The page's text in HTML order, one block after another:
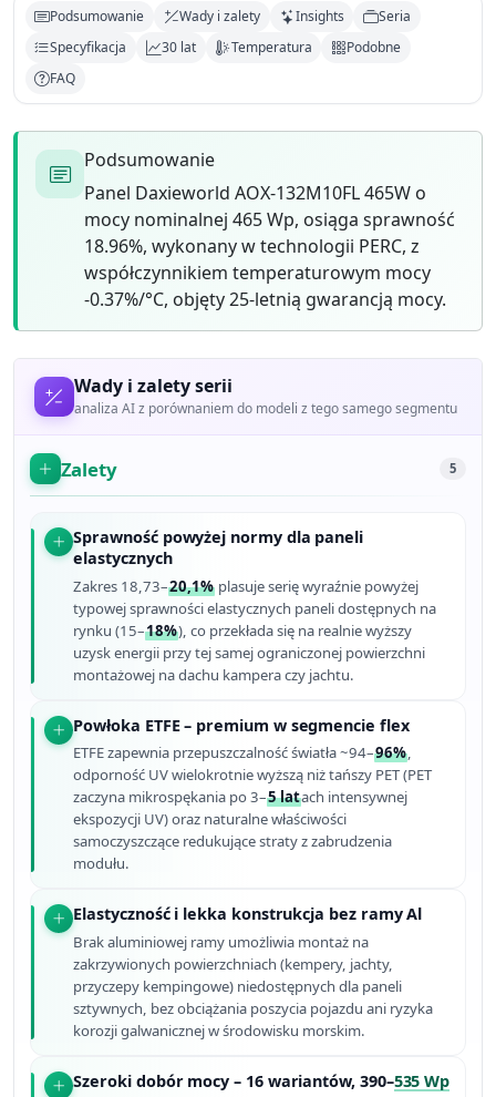
Podsumowanie Wady i zalety Insights
Seria
Specyfikacja
30 lat Temperatura
Podobne
FAQ
Podsumowanie
Panel Daxieworld AOX-132M10FL 465W o
mocy nominalnej 465 Wp, osiąga sprawność
18.96%, wykonany w technologii PERC, z
współczynnikiem temperaturowym mocy
-0.37%/°C, objęty 25-letnią gwarancją mocy.
Wady i zalety serii
analiza AI z porównaniem do modeli z tego samego segmentu
Zalety 5
Sprawność powyżej normy dla paneli
elastycznych
Zakres 18,73–20,1% plasuje serię wyraźnie powyżej
typowej sprawności elastycznych paneli dostępnych na
rynku (15–18%), co przekłada się na realnie wyższy
uzysk energii przy tej samej ograniczonej powierzchni
montażowej na dachu kampera czy jachtu.
Powłoka ETFE – premium w segmencie flex
ETFE zapewnia przepuszczalność światła ~94–96%,
odporność UV wielokrotnie wyższą niż tańszy PET (PET
zaczyna mikrospękania po 3–5 latach intensywnej
ekspozycji UV) oraz naturalne właściwości
samoczyszczące redukujące straty z zabrudzenia
modułu.
Elastyczność i lekka konstrukcja bez ramy Al
Brak aluminiowej ramy umożliwia montaż na
zakrzywionych powierzchniach (kempery, jachty,
przyczepy kempingowe) niedostępnych dla paneli
sztywnych, bez obciążania poszycia pojazdu ani ryzyka
korozji galwanicznej w środowisku morskim.
Szeroki dobór mocy – 16 wariantów, 390–535 Wp